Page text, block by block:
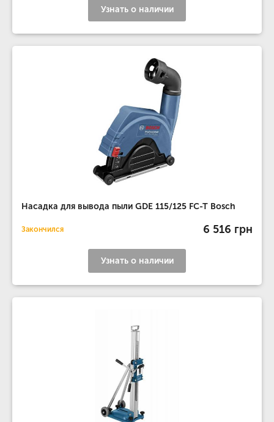
Узнать о наличии
Насадка для вывода пыли GDE 115/125 FC-T Bosch
Закончился 6 516 грн
Узнать о наличии